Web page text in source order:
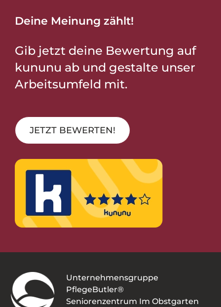
Deine Meinung zählt!
Gib jetzt deine Bewertung auf
kununu ab und gestalte unser
Arbeitsumfeld mit.
JETZT BEWERTEN!
Unternehmensgruppe
PflegeButler®
Seniorenzentrum Im Obstgarten